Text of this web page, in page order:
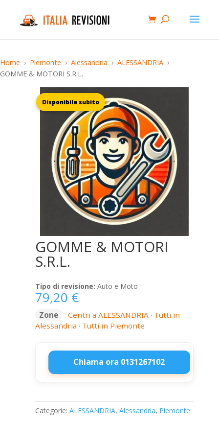
Home Piemonte Alessandria
ALESSANDRIA
GOMME & MOTORI S.R.L.
GOMME & MOTORI
S.R.L.
Tipo di revisione: Auto e Moto
79,20 €
Zone Centri a ALESSANDRIA · Tutti in
Alessandria · Tutti in Piemonte
Chiama ora 0131267102
GOMME
MOTORI
S.R.L.
Categorie: ALESSANDRIA, Alessandria, Piemonte